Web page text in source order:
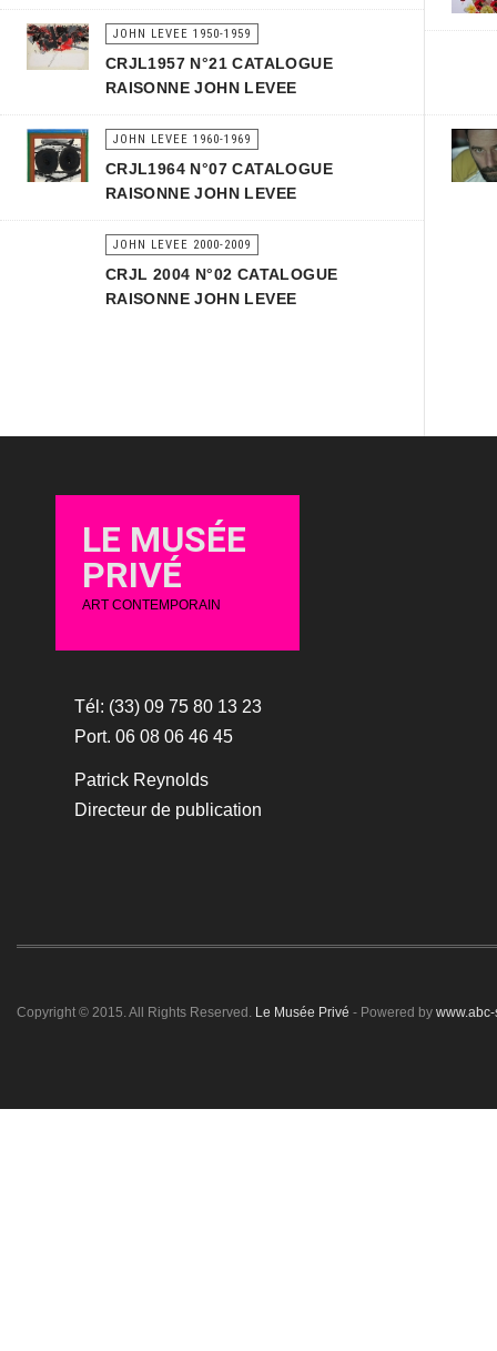
JOHN LEVEE 1950-1959
CRJL1957 N°21 CATALOGUE
RAISONNE JOHN LEVEE
JOHN LEVEE 1960-1969
CRJL1964 N°07 CATALOGUE
RAISONNE JOHN LEVEE
JOHN LEVEE 2000-2009
CRJL 2004 N°02 CATALOGUE
RAISONNE JOHN LEVEE
LE MUSÉE
PRIVÉ
ART CONTEMPORAIN
Tél: (33) 09 75 80 13 23
Port. 06 08 06 46 45
Patrick Reynolds
Directeur de publication
Copyright © 2015. All Rights Reserved. Le Musée Privé - Powered by